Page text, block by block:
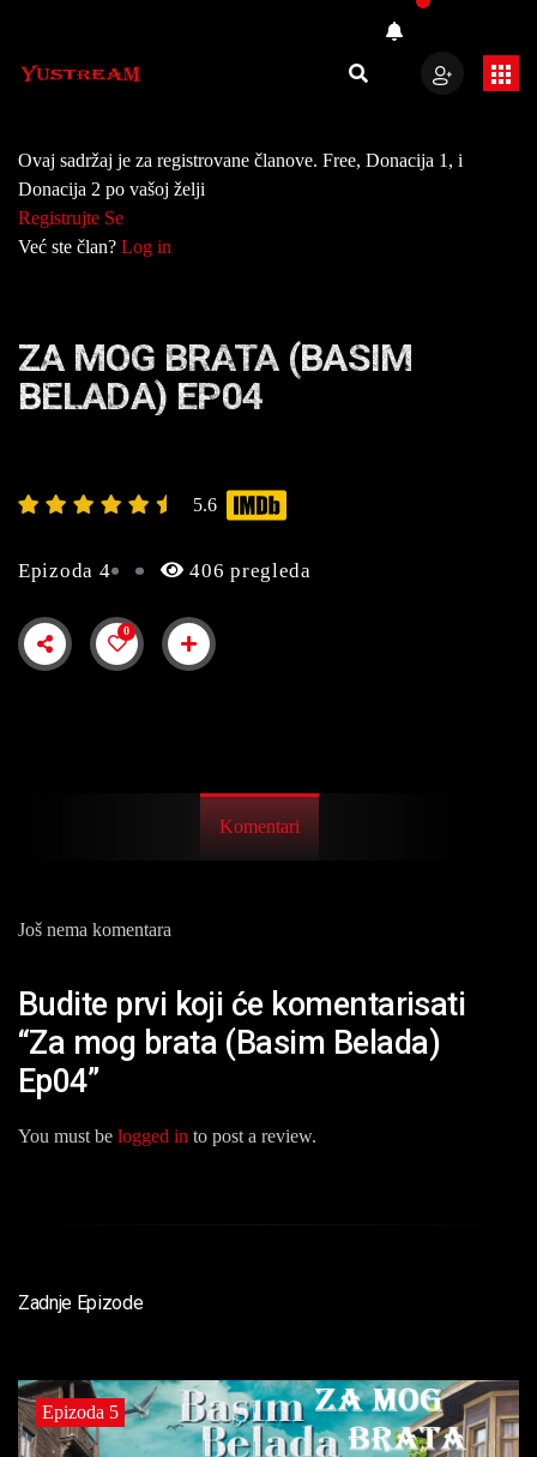
Ovaj sadržaj je za registrovane članove. Free, Donacija 1, i
Donacija 2 po vašoj želji
Registrujte Se
Već ste član? Log in
ZA MOG BRATA (BASIM
BELADA) EP04
5.6
Epizoda 4 406 pregleda
0
Komentari
Još nema komentara
Budite prvi koji će komentarisati
“Za mog brata (Basim Belada)
Ep04”
You must be logged in to post a review.
Zadnje Epizode
Epizoda 5